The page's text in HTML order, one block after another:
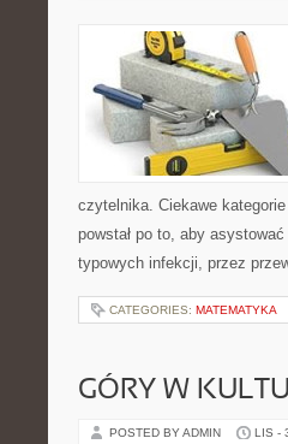
czytelnika. Ciekawe
powstał po to, aby
typowych infekcji, przez
CATEGORIES: MATEMATYKA
GÓRY W
POSTED BY ADMIN LIS -